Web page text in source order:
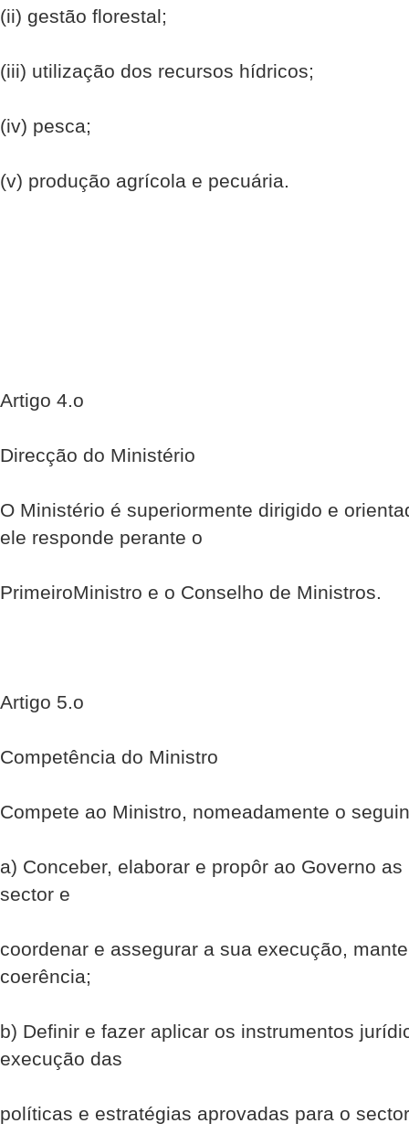
(ii) gestão florestal;
(iii) utilização dos recursos hídricos;
(iv) pesca;
(v) produção agrícola e pecuária.
Artigo 4.o
Direcção do Ministério
O Ministério é superiormente dirigido e
ele responde perante o
Primeiro­Ministro e o Conselho de Ministros.
Artigo 5.o
Competência do Ministro
Compete ao Ministro, nomeadamente o
a) Conceber, elaborar e propôr ao Governo
sector e
coordenar e assegurar a sua execução,
coerência;
b) Definir e fazer aplicar os instrumentos
execução das
políticas e estratégias aprovadas para o